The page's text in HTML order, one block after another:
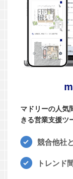
マドリーの人気
きる営業支援ツ
競合他社
トレンド